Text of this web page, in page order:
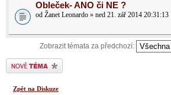
Obleček- ANO či NE ?
od Žanet Leonardo » ned 21. zář 2014 20:31:13
Zobrazit témata za předchozí:
Odeslat nové téma
Zpět na Diskuze